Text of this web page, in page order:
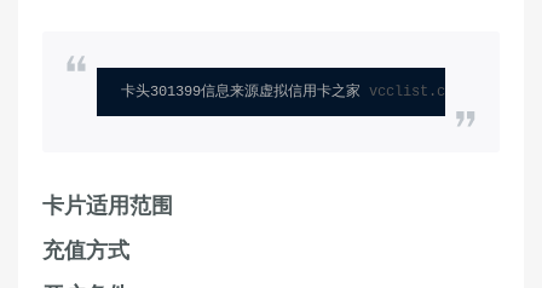
卡头301399信息来源虚拟信用卡之家 vcclist.com
卡片适用范围
充值方式